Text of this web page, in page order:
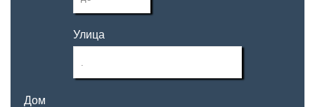
Улица
Дом